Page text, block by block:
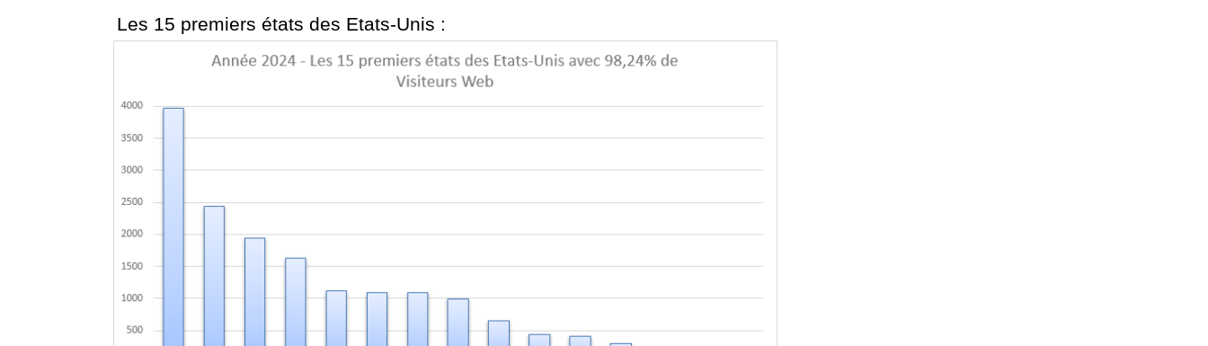
Les 15 premiers états des Etats-Unis :